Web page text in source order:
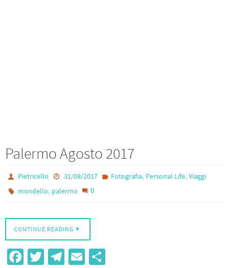
Palermo Agosto 2017
Pietricello 31/08/2017 Fotografia, Personal Life, Viaggi
mondello, palermo 0
CONTINUE READING
Fa T
Te E